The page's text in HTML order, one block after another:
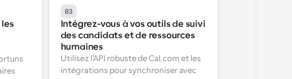
03
Intégrez-vous à vos outils de suivi
des candidats et de ressources
humaines
Utilisez l'API robuste de Cal.com et les
intégrations pour synchroniser avec